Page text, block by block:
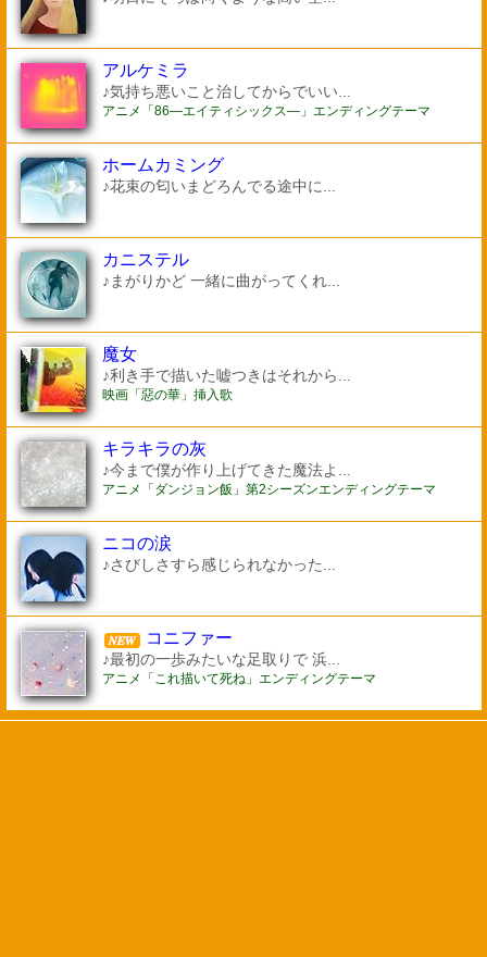
アルケミラ
♪気持ち悪いこと治してからでいい...
アニメ「86―エイティシックス―」エンディングテーマ
ホームカミング
♪花束の匂いまどろんでる途中に...
カニステル
♪まがりかど 一緒に曲がってくれ...
魔女
♪利き手で描いた嘘つきはそれから...
映画「惡の華」挿入歌
キラキラの灰
♪今まで僕が作り上げてきた魔法よ...
アニメ「ダンジョン飯」第2シーズンエンディングテーマ
ニコの涙
♪さびしさすら感じられなかった...
コニファー
♪最初の一歩みたいな足取りで 浜...
アニメ「これ描いて死ね」エンディングテーマ